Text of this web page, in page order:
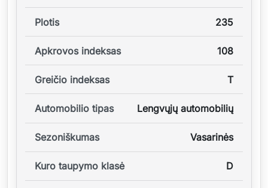
Plotis 235
Apkrovos indeksas 108
Greičio indeksas T
Automobilio tipas Lengvųjų automobilių
Sezoniškumas Vasarinės
Kuro taupymo klasė D